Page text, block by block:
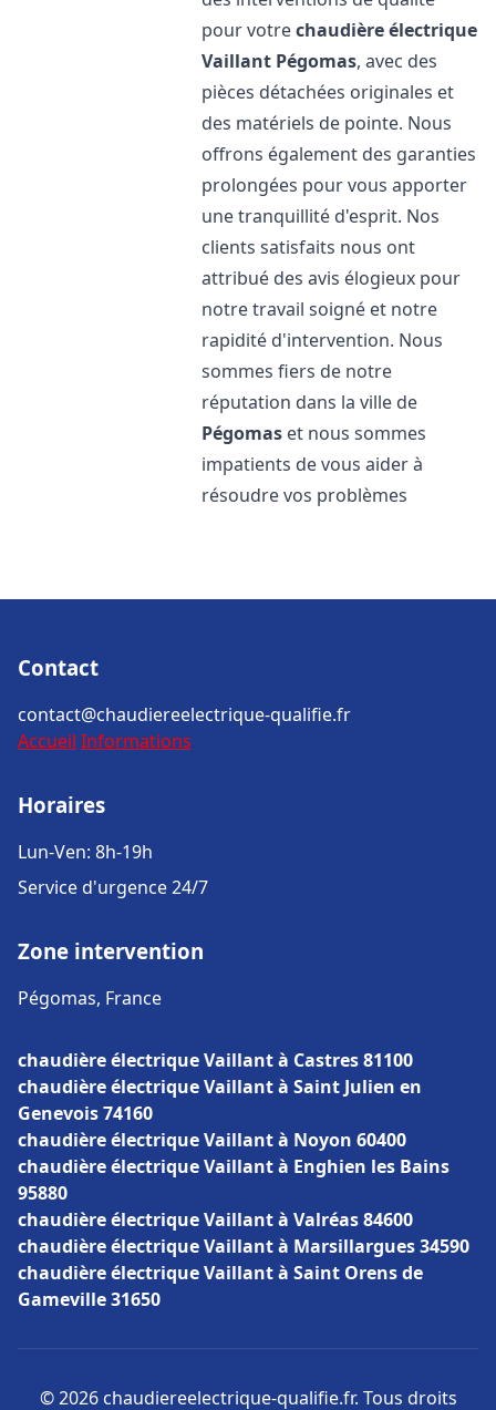
pour votrechaudière électrique
Vaillant Pégomas, avec des
pièces détachées originales et
des matériels de pointe. Nous
offrons également des garanties
prolongées pour vous apporter
une tranquillité d'esprit. Nos
clients satisfaits nous ont
attribué des avis élogieux pour
notre travail soigné et notre
rapidité d'intervention. Nous
sommes fiers de notre
réputation dans la ville de
Pégomas et nous sommes
impatients de vous aider à
résoudre vos problèmes
Contact
contact@chaudiereelectrique-qualifie.fr
Accueil Informations
Horaires
Lun-Ven: 8h-19h
Service d'urgence 24/7
Zone intervention
Pégomas, France
chaudière électrique Vaillant à Castres 81100
chaudière électrique Vaillant à Saint Julien en
Genevois 74160
chaudière électrique Vaillant à Noyon 60400
chaudière électrique Vaillant à Enghien les Bains
95880
chaudière électrique Vaillant à Valréas 84600
chaudière électrique Vaillant à Marsillargues 34590
chaudière électrique Vaillant à Saint Orens de
Gameville 31650
© 2026 chaudiereelectrique-qualifie.fr. Tous droits